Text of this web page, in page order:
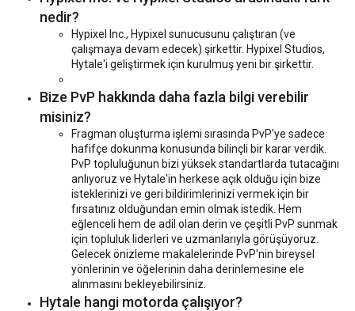
nedir?
Hypixel Inc., Hypixel sunucusunu çalıştıran (ve
çalışmaya devam edecek) şirkettir. Hypixel Studios,
Hytale'i geliştirmek için kurulmuş yeni bir şirkettir.
Bize PvP hakkında daha fazla bilgi verebilir
misiniz?
Fragman oluşturma işlemi sırasında PvP'ye sadece
hafifçe dokunma konusunda bilinçli bir karar verdik.
PvP topluluğunun bizi yüksek standartlarda tutacağını
anlıyoruz ve Hytale'in herkese açık olduğu için bize
isteklerinizi ve geri bildirimlerinizi vermek için bir
fırsatınız olduğundan emin olmak istedik. Hem
eğlenceli hem de adil olan derin ve çeşitli PvP sunmak
için topluluk liderleri ve uzmanlarıyla görüşüyoruz.
Gelecek önizleme makalelerinde PvP'nin bireysel
yönlerinin ve öğelerinin daha derinlemesine ele
alınmasını bekleyebilirsiniz.
Hytale hangi motorda çalışıyor?